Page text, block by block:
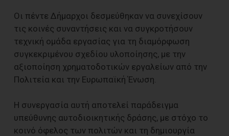
Οι πέντε Δήμαρχοι δεσμεύθηκαν να συνεχίσουν
τις κοινές συναντήσεις και να συγκροτήσουν
τεχνική ομάδα εργασίας για τη διαμόρφωση
συγκεκριμένου σχεδίου υλοποίησης, με την
αξιοποίηση χρηματοδοτικών εργαλείων από την
Πολιτεία και την Ευρωπαϊκή Ένωση.
Η συνεργασία αυτή αποτελεί παράδειγμα
υπεύθυνης αυτοδιοικητικής δράσης, με στόχο το
κοινό όφελος των πολιτών και τη δημιουργία